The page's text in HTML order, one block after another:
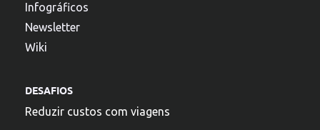
Infográficos
Newsletter
Wiki
DESAFIOS
Reduzir custos com viagens